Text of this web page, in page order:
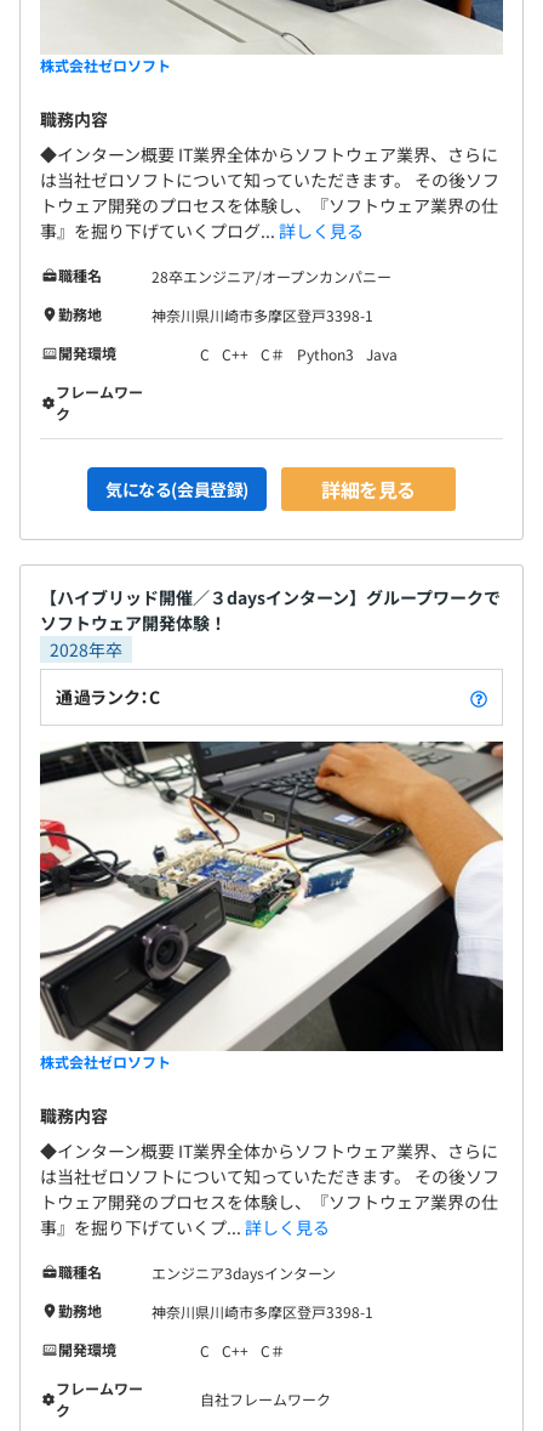
株式会社ゼロソフト
職務内容
◆インターン概要 IT業界全体からソフトウェア業界、さらに
は当社ゼロソフトについて知っていただきます。 その後ソフ
トウェア開発のプロセスを体験し、『ソフトウェア業界の仕
事』を掘り下げていくプログ... 詳しく見る
職種名
28卒エンジニア/オープンカンパニー
勤務地
神奈川県川崎市多摩区登戸3398-1
開発環境
C C++ C＃ Python3
Java
フレームワー
ク
気になる(会員登録) 詳細を見る
【ハイブリッド開催／３daysインターン】グループワークで
ソフトウェア開発体験！
2028年卒
通過ランク：C
株式会社ゼロソフト
職務内容
◆インターン概要 IT業界全体からソフトウェア業界、さらに
は当社ゼロソフトについて知っていただきます。 その後ソフ
トウェア開発のプロセスを体験し、『ソフトウェア業界の仕
事』を掘り下げていくプ... 詳しく見る
職種名
エンジニア3daysインターン
勤務地
神奈川県川崎市多摩区登戸3398-1
開発環境
C C++ C＃
フレームワー
ク
自社フレームワーク